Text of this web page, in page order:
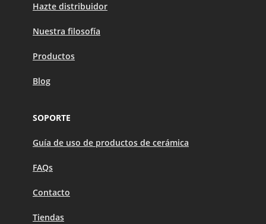
Hazte distribuidor
Nuestra filosofía
Productos
Blog
SOPORTE
Guía de uso de productos de cerámica
FAQs
Contacto
Tiendas